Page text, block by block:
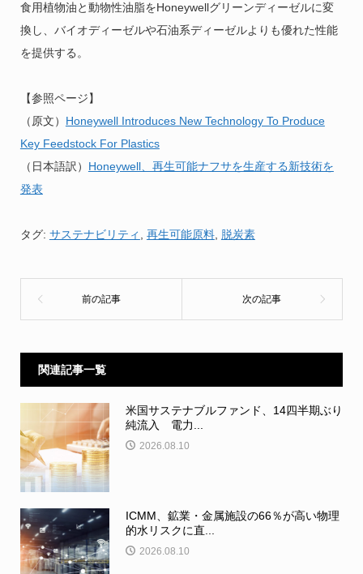
食用植物油と動物性油脂をHoneywellグリーンディーゼルに変
換し、バイオディーゼルや石油系ディーゼルよりも優れた性能
を提供する。
【参照ページ】
（原文） Honeywell Introduces New Technology To Produce
Key Feedstock For Plastics
（日本語訳） Honeywell、再生可能ナフサを生産する新技術を
発表
タグ: サステナビリティ 再生可能原料, 脱炭素
関連記事一覧
米国サステナブルファンド、14四半期ぶり
純流入 電力...
2026.08.10
ICMM、鉱業・金属施設の66％が高い物理
的水リスクに直...
2026.08.10